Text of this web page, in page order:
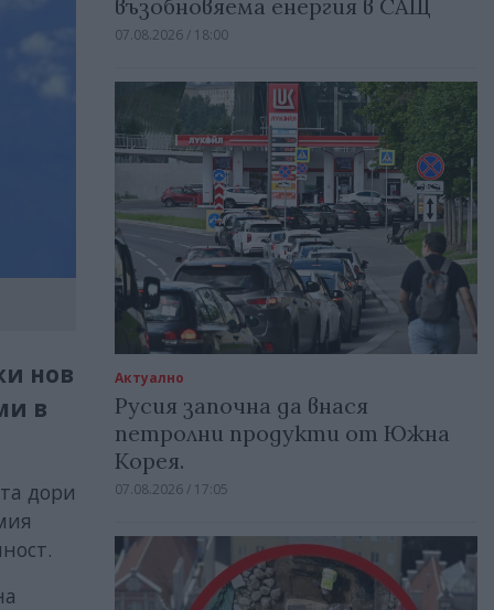
нов
в
дори
възобновяема енергия в САЩ
07.08.2026 / 18:00
Актуално
Русия започна да внася
петролни продукти от Южна
Корея.
07.08.2026 / 17:05